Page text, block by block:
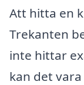
Att hitta en
Trekanten
inte hittar
kan det